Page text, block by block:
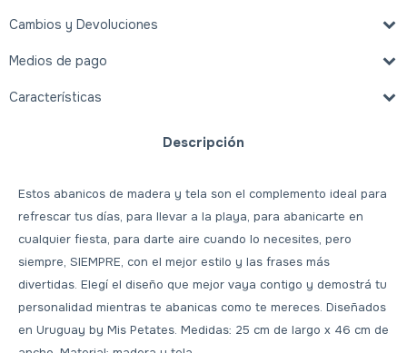
Cambios y Devoluciones
Medios de pago
Características
Descripción
Estos abanicos de madera y tela son el complemento ideal para
refrescar tus días, para llevar a la playa, para abanicarte en
cualquier fiesta, para darte aire cuando lo necesites, pero
siempre, SIEMPRE, con el mejor estilo y las frases más
divertidas. Elegí el diseño que mejor vaya contigo y demostrá tu
personalidad mientras te abanicas como te mereces. Diseñados
en Uruguay by Mis Petates. Medidas: 25 cm de largo x 46 cm de